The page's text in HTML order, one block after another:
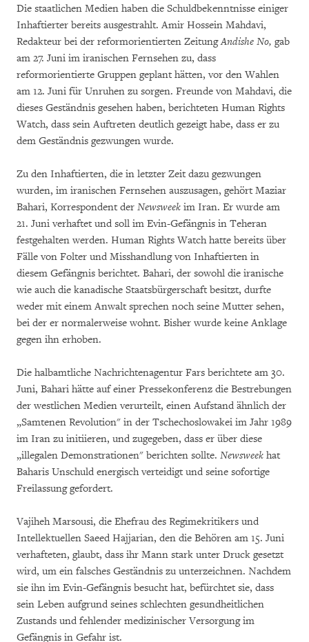
Die staatlichen Medien haben die Schuldbekenntnisse einiger
Inhaftierter bereits ausgestrahlt. Amir Hossein Mahdavi,
Redakteur bei der reformorientierten ZeitungAndishe No, gab
am 27. Juni im iranischen Fernsehen zu, dass
reformorientierte Gruppen geplant hätten, vor den Wahlen
am 12. Juni für Unruhen zu sorgen. Freunde von Mahdavi, die
dieses Geständnis gesehen haben, berichteten Human Rights
Watch, dass sein Auftreten deutlich gezeigt habe, dass er zu
dem Geständnis gezwungen wurde.
Zu den Inhaftierten, die in letzter Zeit dazu gezwungen
wurden, im iranischen Fernsehen auszusagen, gehört Maziar
Bahari, Korrespondent der Newsweek im Iran. Er wurde am
21. Juni verhaftet und soll im Evin-Gefängnis in Teheran
festgehalten werden. Human Rights Watch hatte bereits über
Fälle von Folter und Misshandlung von Inhaftierten in
diesem Gefängnis berichtet. Bahari, der sowohl die iranische
wie auch die kanadische Staatsbürgerschaft besitzt, durfte
weder mit einem Anwalt sprechen noch seine Mutter sehen,
bei der er normalerweise wohnt. Bisher wurde keine Anklage
gegen ihn erhoben.
Die halbamtliche Nachrichtenagentur Fars berichtete am 30.
Juni, Bahari hätte auf einer Pressekonferenz die Bestrebungen
der westlichen Medien verurteilt, einen Aufstand ähnlich der
„Samtenen Revolution" in der Tschechoslowakei im Jahr 1989
im Iran zu initiieren, und zugegeben, dass er über diese
„illegalen Demonstrationen" berichten sollte. Newsweek hat
Baharis Unschuld energisch verteidigt und seine sofortige
Freilassung gefordert.
Vajiheh Marsousi, die Ehefrau des Regimekritikers und
Intellektuellen Saeed Hajjarian, den die Behören am 15. Juni
verhafteten, glaubt, dass ihr Mann stark unter Druck gesetzt
wird, um ein falsches Geständnis zu unterzeichnen. Nachdem
sie ihn im Evin-Gefängnis besucht hat, befürchtet sie, dass
sein Leben aufgrund seines schlechten gesundheitlichen
Zustands und fehlender medizinischer Versorgung im
Gefängnis in Gefahr ist.